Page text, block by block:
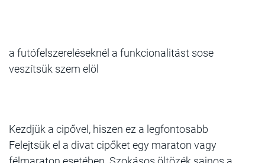
a futófelszereléseknél a funkcionalitást sose
veszítsük szem elöl
Kezdjük a cipővel, hiszen ez a legfontosabb
Felejtsük el a divat cipőket egy maraton vagy